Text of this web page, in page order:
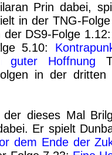
Prin dabei,
in der TNG-
der DS9-Folge
5.10:
guter Hoffnung
in der
dieses Mal
Er spielt
dem Ende der